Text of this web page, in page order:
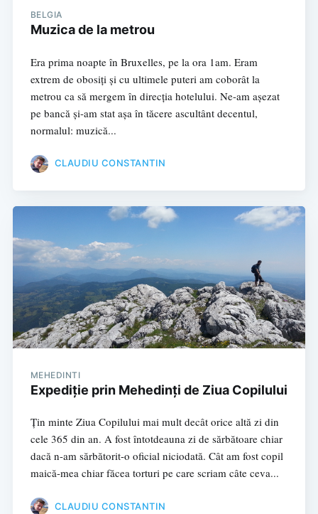
BELGIA
Muzica de la metrou
Era prima noapte în Bruxelles, pe la ora 1am. Eram
extrem de obosiți și cu ultimele puteri am coborât la
metrou ca să mergem în direcția hotelului. Ne-am așezat
pe bancă și-am stat așa în tăcere ascultânt decentul,
normalul: muzică...
CLAUDIU CONSTANTIN
MEHEDINTI
Expediție prin Mehedinți de Ziua Copilului
Țin minte Ziua Copilului mai mult decât orice altă zi din
cele 365 din an. A fost întotdeauna zi de sărbătoare chiar
dacă n-am sărbătorit-o oficial niciodată. Cât am fost copil
maică-mea chiar făcea torturi pe care scriam câte ceva...
CLAUDIU CONSTANTIN